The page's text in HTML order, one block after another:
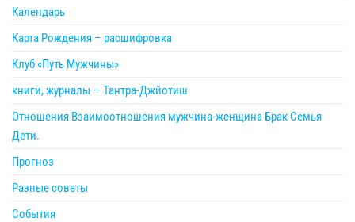
Календарь
Карта Рождения – расшифровка
Клуб «Путь Мужчины»
книги, журналы — Тантра-Джйотиш
Отношения Взаимоотношения мужчина-женщина Брак Семья
Дети.
Прогноз
Разные советы
События